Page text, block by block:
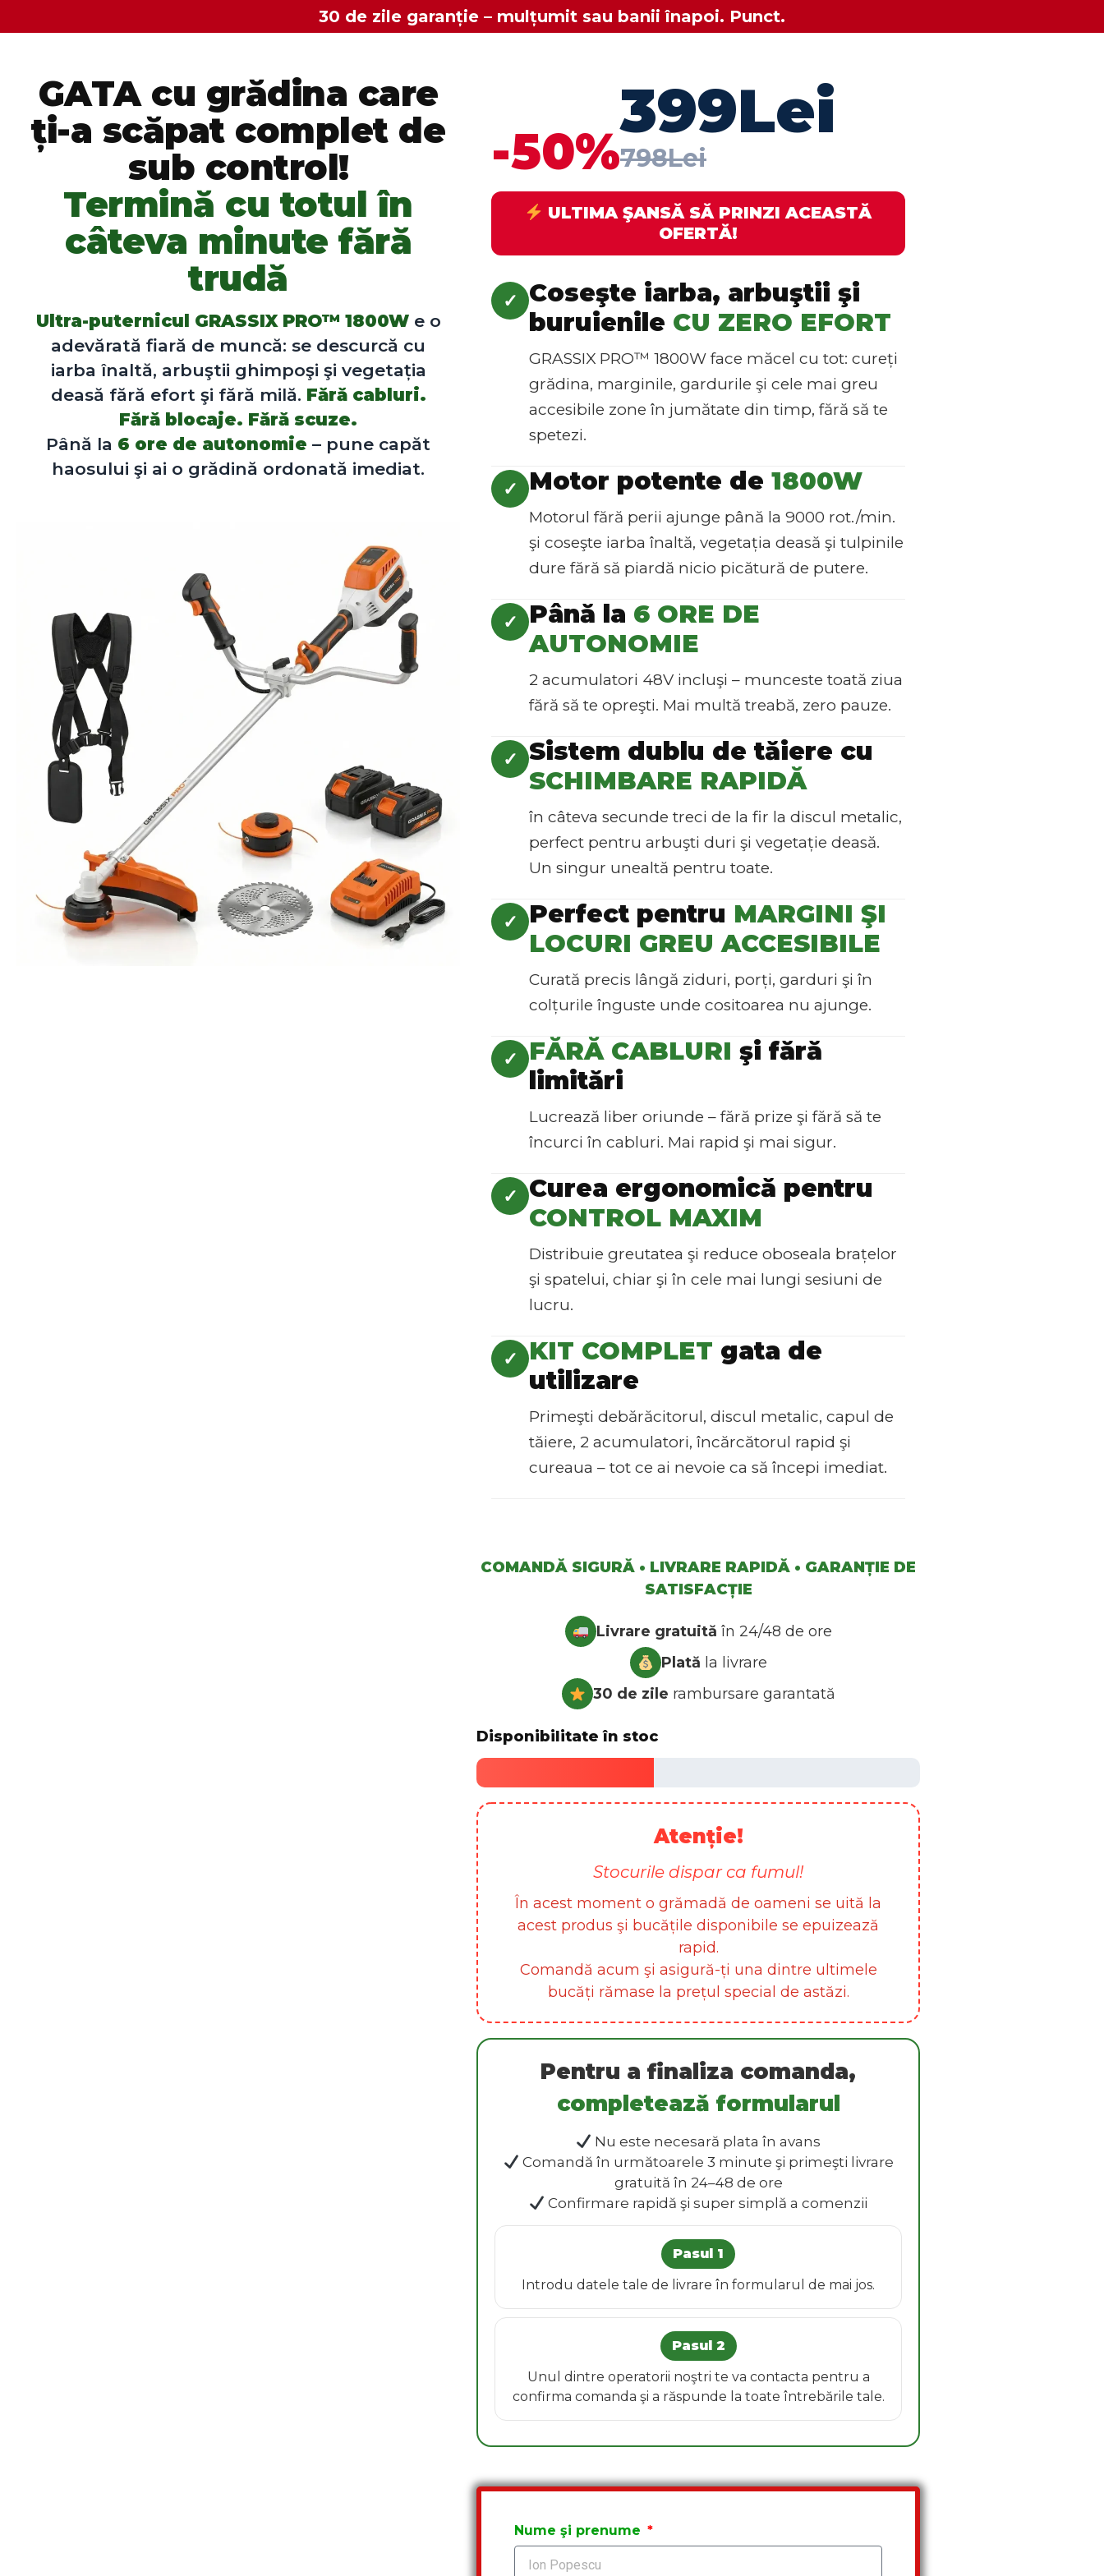
30 de zile garanție – mulțumit sau banii înapoi. Punct.
GATA cu grădina care
ți-a scăpat complet de
sub control!
Termină cu totul în
câteva minute fără
trudă
Ultra-puternicul GRASSIX PRO™ 1800We o
adevărată fiară de muncă: se descurcă cu
iarba înaltă, arbuştii ghimpoşi şi vegetația
deasă fără efort şi fără milă. Fără cabluri.
Fără blocaje. Fără scuze.
Până la 6 ore de autonomie – pune capăt
haosului şi ai o grădină ordonată imediat.
-50%
399Lei
798Lei
ULTIMA ŞANSĂ SĂ PRINZI ACEASTĂ
OFERTĂ!
✓
Coseşte iarba, arbuştii şi
buruienile CU ZERO EFORT
GRASSIX PRO™ 1800W face măcel cu tot: cureți
grădina, marginile, gardurile şi cele mai greu
accesibile zone în jumătate din timp, fără să te
spetezi.
✓ Motor potente de 1800W
Motorul fără perii ajunge până la 9000 rot./min.
şi coseşte iarba înaltă, vegetația deasă şi tulpinile
dure fără să piardă nicio picătură de putere.
✓ Până la 6 ORE DE
AUTONOMIE
2 acumulatori 48V incluşi – munceste toată ziua
fără să te opreşti. Mai multă treabă, zero pauze.
✓ Sistem dublu de tăiere cu
SCHIMBARE RAPIDĂ
în câteva secunde treci de la fir la discul metalic,
perfect pentru arbuşti duri şi vegetație deasă.
Un singur unealtă pentru toate.
✓ Perfect pentru MARGINI ŞI
LOCURI GREU ACCESIBILE
Curată precis lângă ziduri, porți, garduri şi în
colțurile înguste unde cositoarea nu ajunge.
✓ FĂRĂ CABLURI şi fără
limitări
Lucrează liber oriunde – fără prize şi fără să te
încurci în cabluri. Mai rapid şi mai sigur.
✓
Curea ergonomică pentru
CONTROL MAXIM
Distribuie greutatea şi reduce oboseala brațelor
şi spatelui, chiar şi în cele mai lungi sesiuni de
lucru.
✓ KIT COMPLET gata de
utilizare
Primeşti debărăcitorul, discul metalic, capul de
tăiere, 2 acumulatori, încărcătorul rapid şi
cureaua – tot ce ai nevoie ca să începi imediat.
COMANDĂ SIGURĂ • LIVRARE RAPIDĂ • GARANȚIE DE
SATISFACȚIE
Livrare gratuită în 24/48 de ore
Plată la livrare
30 de zile rambursare garantată
Disponibilitate în stoc
Atenție!
Stocurile dispar ca fumul!
În acest moment o grămadă de oameni se uită la
acest produs şi bucățile disponibile se epuizează
rapid.
Comandă acum şi asigură-ți una dintre ultimele
bucăți rămase la prețul special de astăzi.
Pentru a finaliza comanda,
completează formularul
Nu este necesară plata în avans
Comandă în următoarele 3 minute şi primeşti livrare
gratuită în 24–48 de ore
Confirmare rapidă şi super simplă a comenzii
Pasul 1
Introdu datele tale de livrare în formularul de mai jos.
Pasul 2
Unul dintre operatorii noştri te va contacta pentru a
confirma comanda şi a răspunde la toate întrebările tale.
Nume şi prenume